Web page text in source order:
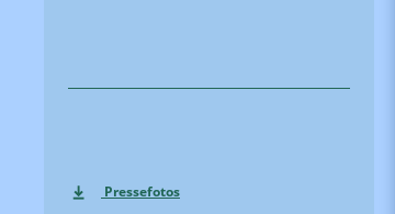
Pressefotos